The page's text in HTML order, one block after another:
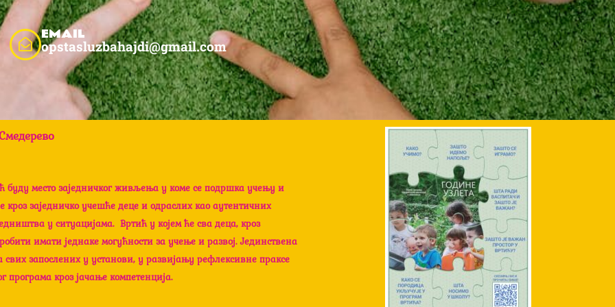
EMAIL
opstasluzbahajdi@gmail.com
место заједничког живљења у коме се подршка учењу и
кроз заједничко учешће деце и одраслих као аутентичних
у ситуацијама. Вртић у којем ће сва деца, кроз
имати једнаке могућности за учење и развој. Јединствена
запослених у установи, у развијању рефлексивне праксе
програма кроз јачање компетенција.